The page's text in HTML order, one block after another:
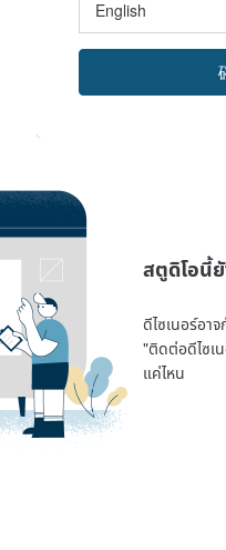
สตูดิโอนี้
ดีไซเนอร์อา
"ติดต่อดีไซเ
แค่ไหน